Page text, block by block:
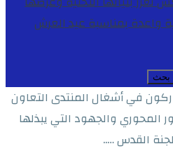
واعدة بمناسبة عيد العرش
في أشغال المنتدى التعاون
المحوري والجهود التي يبذلها
القدس …..